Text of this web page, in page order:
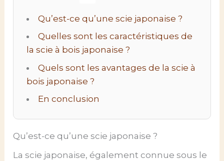
Qu’est-ce qu’une scie japonaise ?
Quelles sont les caractéristiques de
la scie à bois japonaise ?
Quels sont les avantages de la scie à
bois japonaise ?
En conclusion
Qu’est-ce qu’une scie japonaise ?
La scie japonaise, également connue sous le